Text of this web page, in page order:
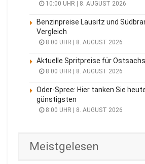
10:00 UHR | 8. AUGUST 2026
Benzinpreise Lausitz und
Vergleich
8:00 UHR | 8. AUGUST 2026
Aktuelle Spritpreise für
8:00 UHR | 8. AUGUST 2026
Oder-Spree: Hier tanken Sie
günstigsten
8:00 UHR | 8. AUGUST 2026
Meistgelesen